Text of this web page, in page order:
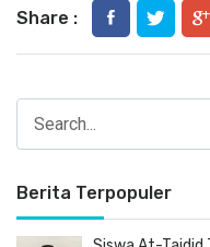
Share :
Berita Terpopuler